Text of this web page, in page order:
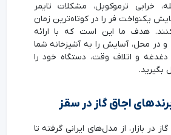
خرابی ترموکوپل، مشکلات تایمر
یکنواخت فر را در کوتاه‌ترین زمان
هدف ما این است که با ارائه
و در محل، آسایش را به آشپزخانه شما
دغدغه و اتلاف وقت، دستگاه خود را
بگیرید.
اجاق گاز در سقز
در بازار، از مدل‌های ایرانی گرفته تا